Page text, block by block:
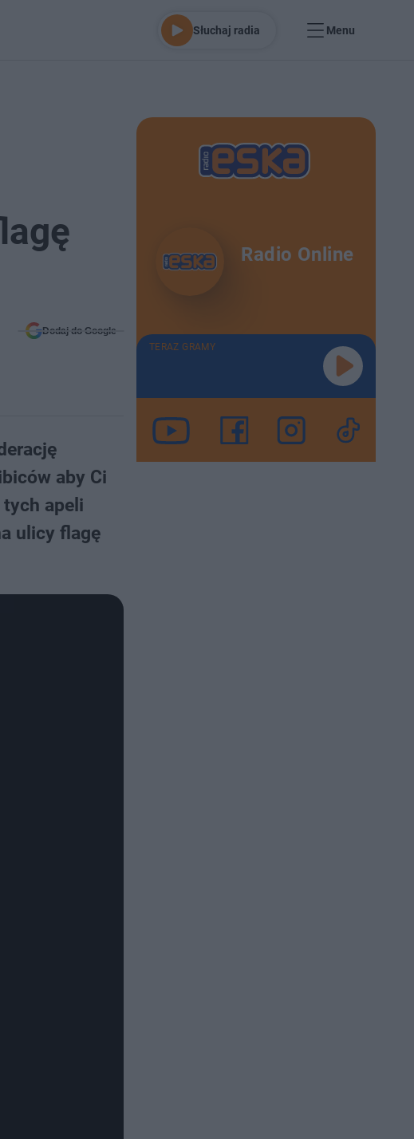
Słuchaj radia Menu
Dodaj do Google
aby Ci
apeli
ulicy flagę
Radio Online
TERAZ GRAMY